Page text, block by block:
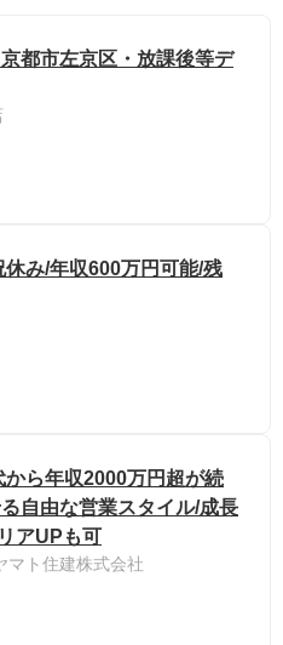
都市左京区・放課後等デ
み/年収600万円可能/残
ら年収2000万円超が続
自由な営業スタイル/成長
アUPも可
マト住建株式会社